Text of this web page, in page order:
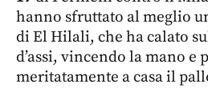
hanno sfruttato al meglio
di El Hilali, che ha calato
d’assi, vincendo la mano e
meritatamente a casa il